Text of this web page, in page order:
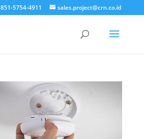
5754-4911 sales.project@crn.co.id